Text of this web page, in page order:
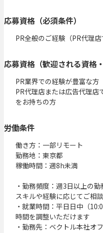
応募資格（必須条件）
PR全般のご経験（PR代理店
応募資格（歓迎される資格・
PR業界での経験が豊富な方
PR代理店または広告代理店
をお持ちの方
労働条件
働き方：一部リモート
勤務地：東京都
稼働時間：週8h未満
・勤務頻度：週3日以上の
スキルや経験に応じてご相談
・就業時間：平日日中（
時間を調整いただけます
・勤務先：ベクトル本社オ